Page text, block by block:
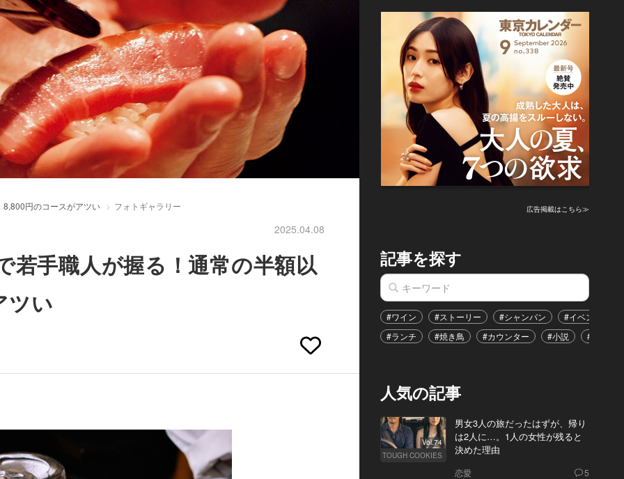
円のコースがアツい フォトギャラリー
2025.04.08
若手職人が握る！通常の半額以
ツい
広告掲載はこちら≫
記事を探す
#ワイン #ストーリー #シャンパン #イベント
#ランチ
#焼き鳥 #カウンター #小説 #恋愛
人気の記事
Vol.74
TOUGH COOKIES
男女3人の旅だったはずが、帰り
は2人に…。1人の女性が残ると
決めた理由
恋愛 5